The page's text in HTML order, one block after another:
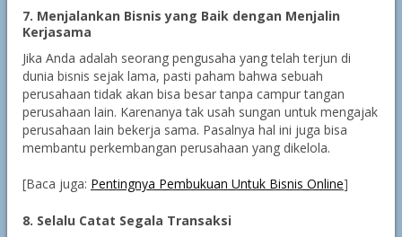
7. Menjalankan Bisnis yang Baik dengan Menjalin
Kerjasama
Jika Anda adalah seorang pengusaha yang telah terjun di
dunia bisnis sejak lama, pasti paham bahwa sebuah
perusahaan tidak akan bisa besar tanpa campur tangan
perusahaan lain. Karenanya tak usah sungan untuk mengajak
perusahaan lain bekerja sama. Pasalnya hal ini juga bisa
membantu perkembangan perusahaan yang dikelola.
[Baca juga: Pentingnya Pembukuan Untuk Bisnis Online]
8. Selalu Catat Segala Transaksi